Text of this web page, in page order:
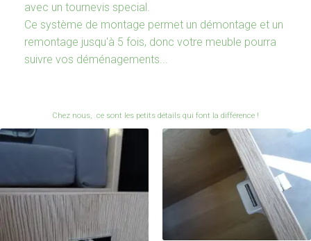
avec un tournevis special.
Ce système de montage permet un démontage et un
remontage jusqu'à 5 fois, donc votre meuble pourra
suivre vos déménagements...
Chez nous, ce sont les petits détails qui font la différence !